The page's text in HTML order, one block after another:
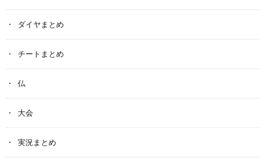
ダイヤまとめ
チートまとめ
仏
大会
実況まとめ